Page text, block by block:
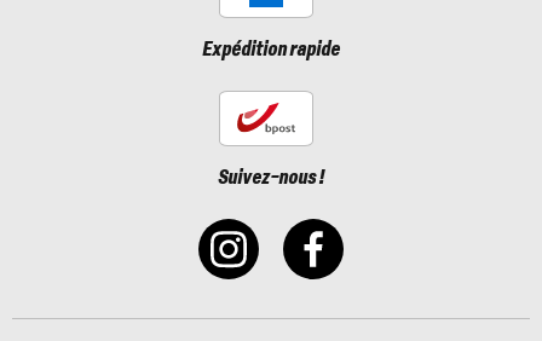
Expédition rapide
Suivez-nous !